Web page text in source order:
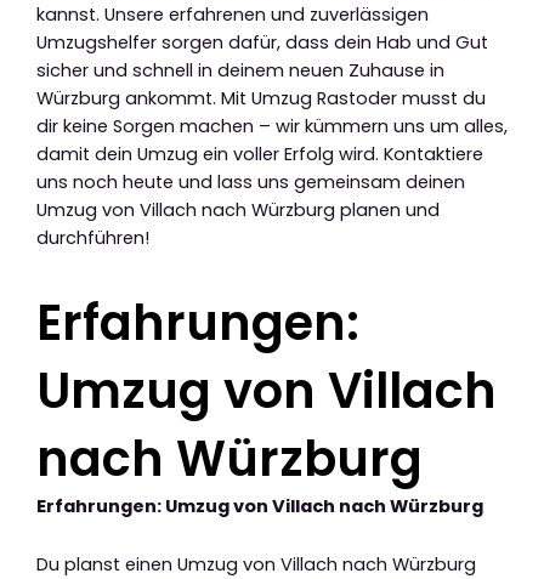
kannst. Unsere erfahrenen und zuverlässigen
Umzugshelfer sorgen dafür, dass dein Hab und Gut
sicher und schnell in deinem neuen Zuhause in
Würzburg ankommt. Mit Umzug Rastoder musst du
dir keine Sorgen machen – wir kümmern uns um alles,
damit dein Umzug ein voller Erfolg wird. Kontaktiere
uns noch heute und lass uns gemeinsam deinen
Umzug von Villach nach Würzburg planen und
durchführen!
Erfahrungen:
Umzug von Villach
nach Würzburg
Erfahrungen: Umzug von Villach nach Würzburg
Du planst einen Umzug von Villach nach Würzburg